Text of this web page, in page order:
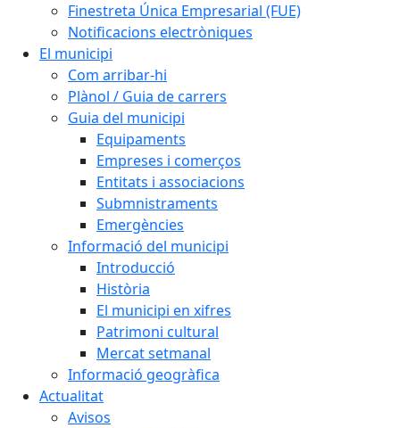
Finestreta Única Empresarial (FUE)
Notificacions electròniques
El municipi
Com arribar-hi
Plànol / Guia de carrers
Guia del municipi
Equipaments
Empreses i comerços
Entitats i associacions
Submnistraments
Emergències
Informació del municipi
Introducció
Història
El municipi en xifres
Patrimoni cultural
Mercat setmanal
Informació geogràfica
Actualitat
Avisos